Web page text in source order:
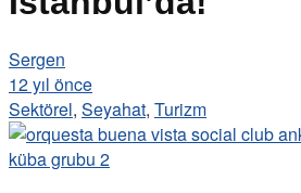
Sergen
12 yıl önce
Sektörel, Seyahat, Turizm